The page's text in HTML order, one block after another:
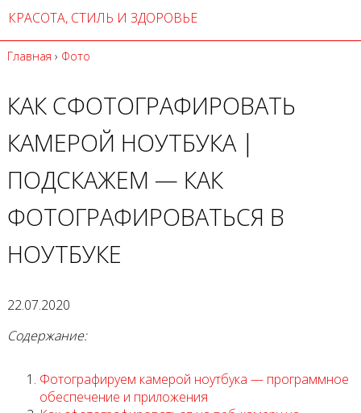
КРАСОТА, СТИЛЬ И ЗДОРОВЬЕ
Главная › Фото
КАК СФОТОГРАФИРОВАТЬ
КАМЕРОЙ НОУТБУКА |
ПОДСКАЖЕМ — КАК
ФОТОГРАФИРОВАТЬСЯ В
НОУТБУКЕ
22.07.2020
Содержание:
Фотографируем камерой ноутбука — программное
обеспечение и приложения